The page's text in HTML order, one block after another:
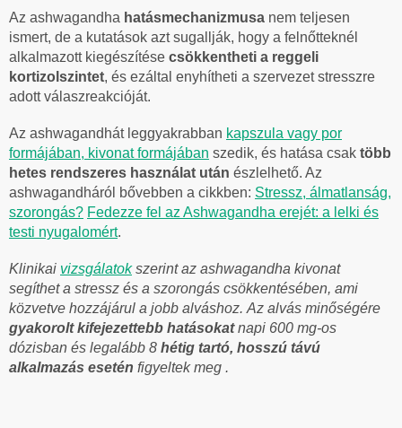
Az ashwagandha hatásmechanizmusa nem teljesen
ismert, de a kutatások azt sugallják, hogy a felnőtteknél
alkalmazott kiegészítése csökkentheti a reggeli
kortizolszintet, és ezáltal enyhítheti a szervezet stresszre
adott válaszreakcióját.
Az ashwagandhát leggyakrabban kapszula vagy por
formájában, kivonat formájában szedik, és hatása csak több
hetes rendszeres használat után észlelhető. Az
ashwagandháról bővebben a cikkben: Stressz, álmatlanság,
szorongás? Fedezze fel az Ashwagandha erejét: a lelki és
testi nyugalomért.
Klinikai vizsgálatokszerint az ashwagandha kivonat
segíthet a stressz és a szorongás csökkentésében, ami
közvetve hozzájárul a jobb alváshoz. Az alvás minőségére
gyakorolt kifejezettebb hatásokatnapi 600 mg-os
dózisban és legalább 8 hétig tartó, hosszú távú
alkalmazás esetén figyeltek meg .